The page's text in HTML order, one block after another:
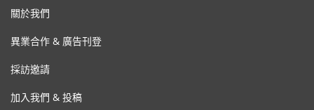
關於我們
異業合作 & 廣告刊登
採訪邀請
加入我們 & 投稿